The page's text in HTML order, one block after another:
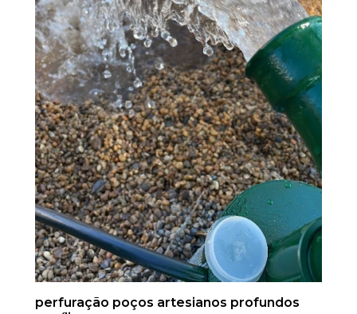
perfuração poços artesianos profundos